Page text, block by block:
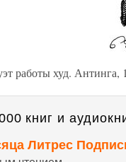
работы худ. Антинга,
книг и
Литрес